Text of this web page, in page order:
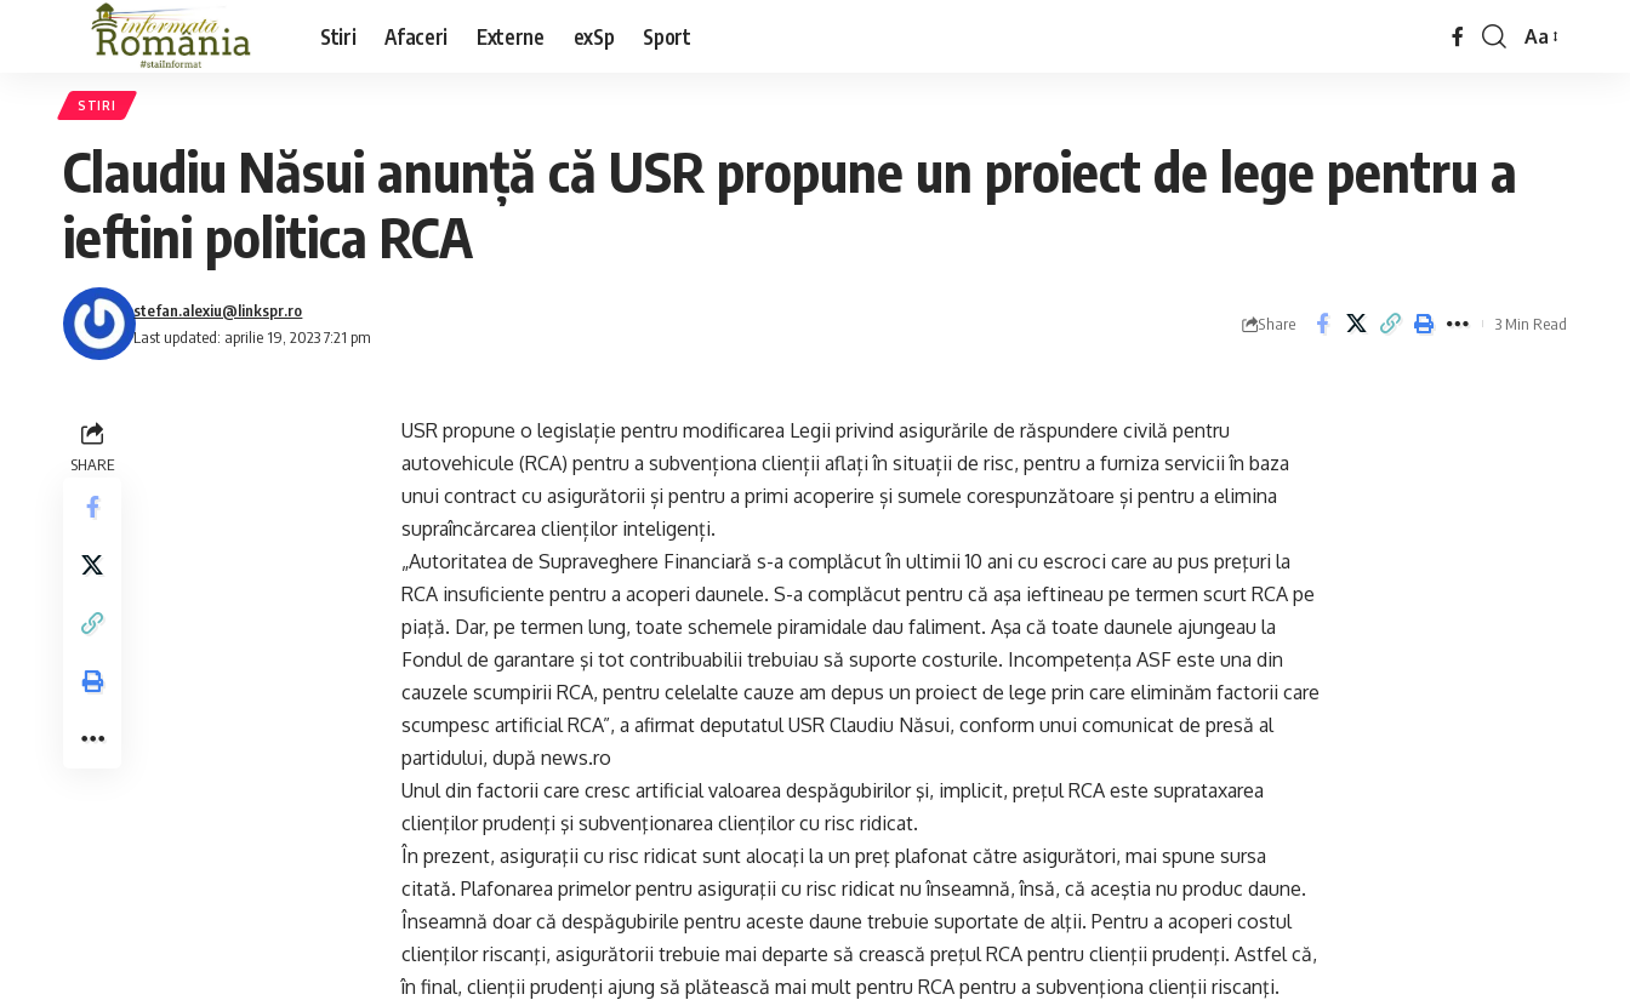
Stiri Afaceri Externe exSp Sport Aa
STIRI
Claudiu Năsui anunță că USR propune un proiect de lege pentru a
ieftini politica RCA
Last updated: aprilie 19, 2023 7:21 pm
stefan.alexiu@linkspr.ro
Share 3 Min Read
SHARE
USR propune o legislație pentru modificarea Legii privind asigurările de răspundere civilă pentru
autovehicule (RCA) pentru a subvenționa clienții aflați în situații de risc, pentru a furniza servicii în baza
unui contract cu asigurătorii și pentru a primi acoperire și sumele corespunzătoare și pentru a elimina
supraîncărcarea clienților inteligenți.
„Autoritatea de Supraveghere Financiară s-a complăcut în ultimii 10 ani cu escroci care au pus preţuri la
RCA insuficiente pentru a acoperi daunele. S-a complăcut pentru că aşa ieftineau pe termen scurt RCA pe
piaţă. Dar, pe termen lung, toate schemele piramidale dau faliment. Aşa că toate daunele ajungeau la
Fondul de garantare şi tot contribuabilii trebuiau să suporte costurile. Incompetenţa ASF este una din
cauzele scumpirii RCA, pentru celelalte cauze am depus un proiect de lege prin care eliminăm factorii care
scumpesc artificial RCA”, a afirmat deputatul USR Claudiu Năsui, conform unui comunicat de presă al
partidului, după news.ro
Unul din factorii care cresc artificial valoarea despăgubirilor şi, implicit, preţul RCA este suprataxarea
clienţilor prudenţi şi subvenţionarea clienţilor cu risc ridicat.
În prezent, asiguraţii cu risc ridicat sunt alocaţi la un preţ plafonat către asigurători, mai spune sursa
citată. Plafonarea primelor pentru asiguraţii cu risc ridicat nu înseamnă, însă, că aceştia nu produc daune.
Înseamnă doar că despăgubirile pentru aceste daune trebuie suportate de alţii. Pentru a acoperi costul
clienţilor riscanţi, asigurătorii trebuie mai departe să crească preţul RCA pentru clienţii prudenţi. Astfel că,
în final, clienţii prudenţi ajung să plătească mai mult pentru RCA pentru a subvenţiona clienţii riscanţi.